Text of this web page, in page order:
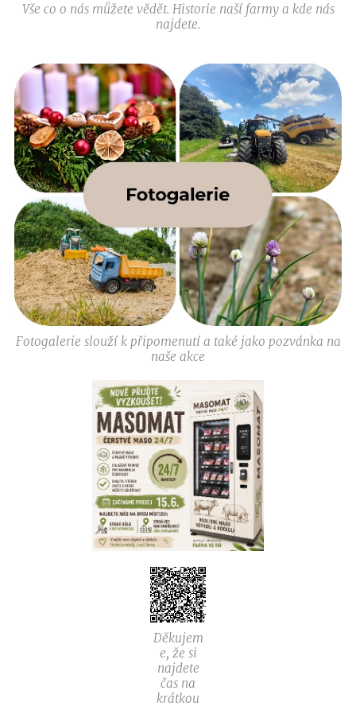
Vše co o nás můžete vědět. Historie naší farmy a kde nás
najdete.
Fotogalerie slouží k připomenutí a také jako pozvánka na
naše akce
Děkujem
e, že si
najdete
čas na
krátkou